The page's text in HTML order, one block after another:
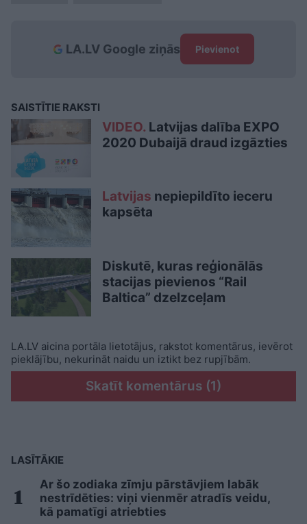
LA.LV Google ziņās Pievienot
SAISTĪTIE RAKSTI
VIDEO. Latvijas dalība EXPO
2020 Dubaijā draud izgāzties
Latvijas nepiepildīto ieceru
kapsēta
Diskutē, kuras reģionālās
stacijas pievienos “Rail
Baltica” dzelzceļam
LA.LV aicina portāla lietotājus, rakstot komentārus, ievērot
pieklājību, nekurināt naidu un iztikt bez rupjībām.
Skatīt komentārus (1)
LASĪTĀKIE
Ar šo zodiaka zīmju pārstāvjiem labāk
nestrīdēties: viņi vienmēr atradīs veidu,
kā pamatīgi atriebties